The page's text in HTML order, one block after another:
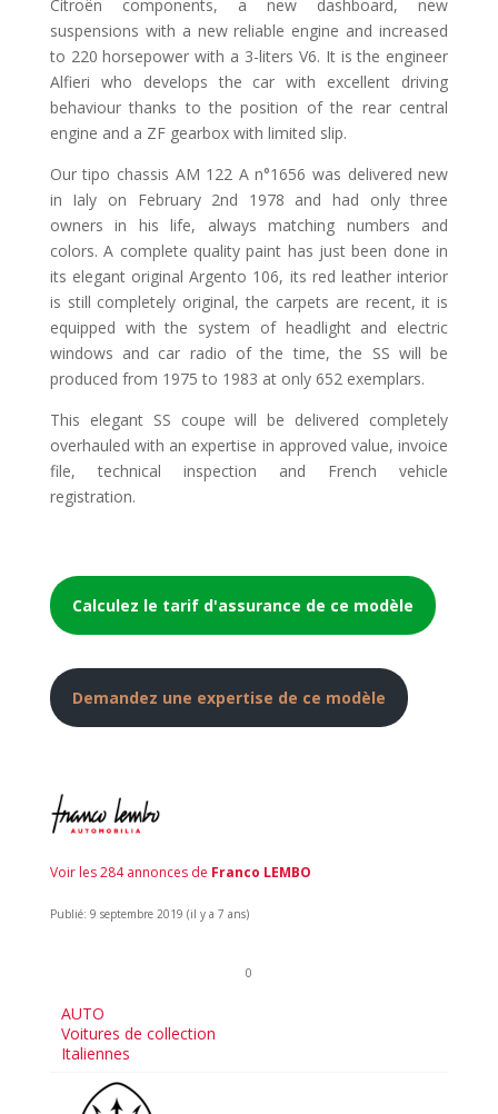
Citroën components, a new dashboard, new
suspensions with a new reliable engine and increased
to 220 horsepower with a 3-liters V6. It is the engineer
Alfieri who develops the car with excellent driving
behaviour thanks to the position of the rear central
engine and a ZF gearbox with limited slip.
Our tipo chassis AM 122 A n°1656 was delivered new
in Ialy on February 2nd 1978 and had only three
owners in his life, always matching numbers and
colors. A complete quality paint has just been done in
its elegant original Argento 106, its red leather interior
is still completely original, the carpets are recent, it is
equipped with the system of headlight and electric
windows and car radio of the time, the SS will be
produced from 1975 to 1983 at only 652 exemplars.
This elegant SS coupe will be delivered completely
overhauled with an expertise in approved value, invoice
file, technical inspection and French vehicle
registration.
Calculez le tarif d'assurance de ce modèle
Demandez une expertise de ce modèle
Voir les 284 annonces de Franco LEMBO
Publié: 9 septembre 2019 (il y a 7 ans)
0
AUTO
Voitures de collection
Italiennes